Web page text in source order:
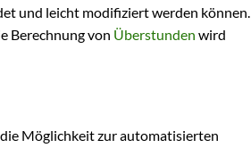
und leicht modifiziert werden können.
Berechnung von Überstunden wird
Möglichkeit zur automatisierten